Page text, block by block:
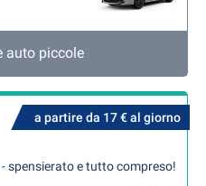
auto piccole
a partire da 17 € al giorno
spensierato e tutto compreso!